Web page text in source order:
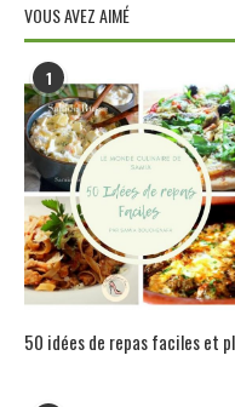
VOUS AVEZ AIMÉ
1
50 idées de repas faciles et